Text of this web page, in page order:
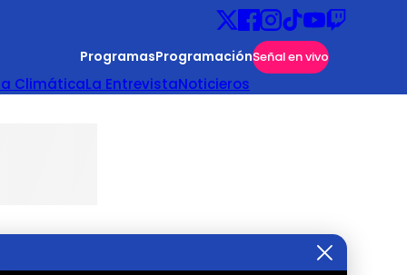
ProgramasProgramaciónSeñal en vivo
ClimáticaLa EntrevistaNoticieros